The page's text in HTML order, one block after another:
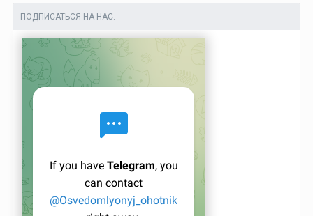
ПОДПИСАТЬСЯ НА НАС: